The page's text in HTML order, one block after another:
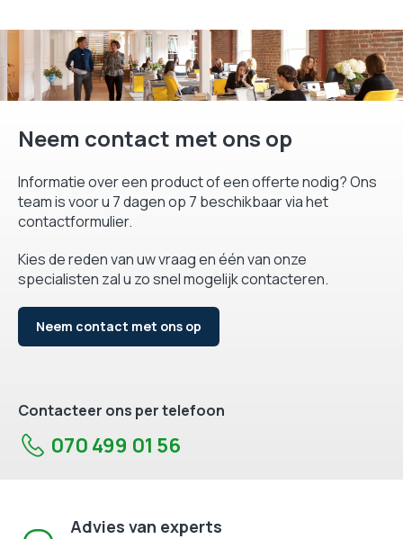
Neem contact met ons op
Informatie over een product of een offerte nodig? Ons
team is voor u 7 dagen op 7 beschikbaar via het
contactformulier.
Kies de reden van uw vraag en één van onze
specialisten zal u zo snel mogelijk contacteren.
Neem contact met ons op
Contacteer ons per telefoon
070 499 01 56
Advies van experts